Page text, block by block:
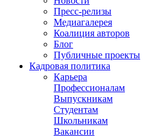
Пресс-релизы
Медиагалерея
Коалиция авторов
Блог
Публичные проекты
Кадровая политика
Карьера
Профессионалам
Выпускникам
Студентам
Школьникам
Вакансии